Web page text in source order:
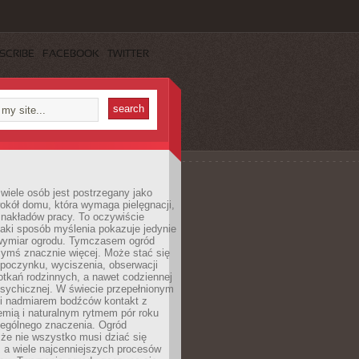
FACEBOOK TWITTER
osób jest postrzegany jako
domu, która wymaga pielęgnacji,
pracy. To oczywiście
sposób myślenia pokazuje jedynie
ogrodu. Tymczasem ogród
znacznie więcej. Może stać się
wyciszenia, obserwacji
rodzinnych, a nawet codziennej
W świecie przepełnionym
nadmiarem bodźców kontakt z
i naturalnym rytmem pór roku
znaczenia. Ogród
nie wszystko musi dziać się
a wiele najcenniejszych procesów